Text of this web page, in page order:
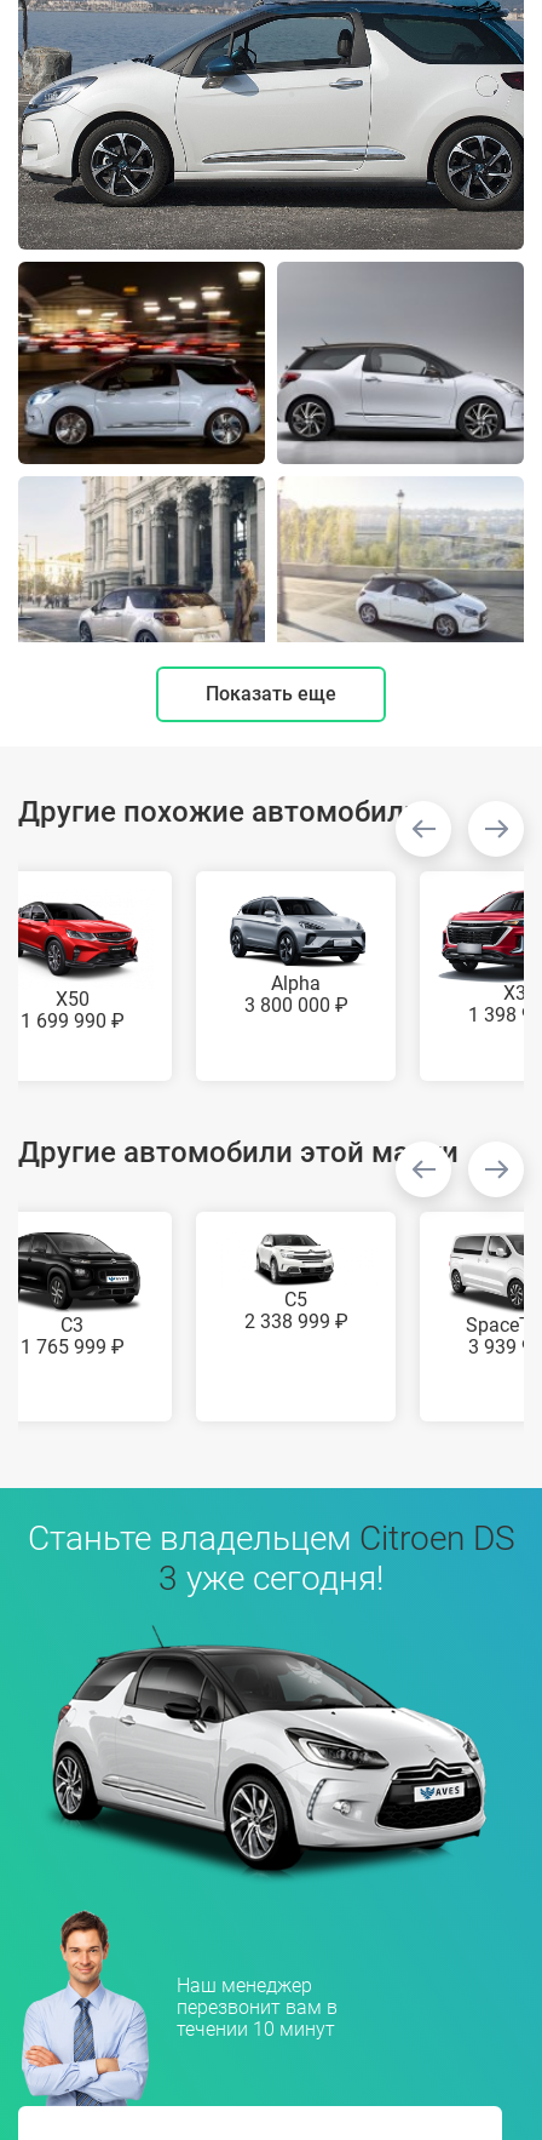
Показать еще
Другие похожие автомобили
X50
1 699 990 ₽
Alpha
3 800 000 ₽
X35
1 398
Другие автомобили этой марки
C3
1 765 999 ₽
C5
2 338 999 ₽
3 939
Станьте владельцем Citroen DS
3 уже сегодня!
Наш менеджер
перезвонит вам в
течении 10 минут